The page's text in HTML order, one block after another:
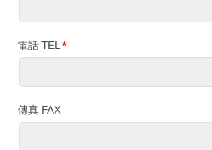
電話 TEL*
傳真 FAX